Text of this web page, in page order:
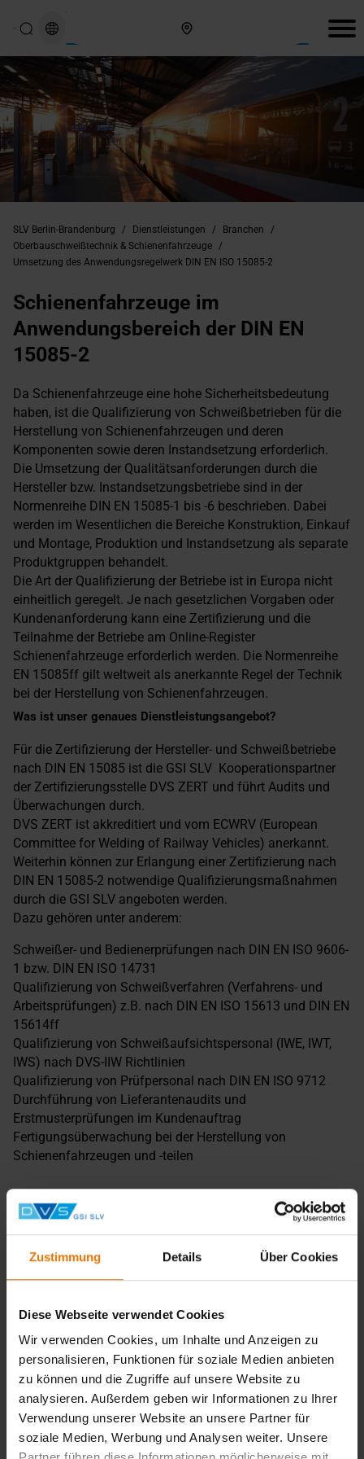
Zustimmung Details Über Cookies
Diese Webseite verwendet Cookies
Wir verwenden Cookies, um Inhalte und Anzeigen zu
personalisieren, Funktionen für soziale Medien anbieten
zu können und die Zugriffe auf unsere Website zu
analysieren. Außerdem geben wir Informationen zu Ihrer
Verwendung unserer Website an unsere Partner für
soziale Medien, Werbung und Analysen weiter. Unsere
SLV Berlin-Brandenburg / Dienstleistungen / Branchen
/
Oberbauschweißtechnik & Schienenfahrzeuge
/
Umsetzung des Anwendungsregelwerk DIN EN ISO 15085-2
Schienenfahrzeuge im
Anwendungsbereich der DIN EN
15085-2
Da Schienenfahrzeuge eine hohe Sicherheitsbedeutung
haben, ist die Qualifizierung von Schweißbetrieben für die
Herstellung von Schienenfahrzeugen und deren
Komponenten sowie deren Instandsetzung erforderlich.
Die Umsetzung der Qualitätsanforderungen durch die
Hersteller bzw. Instandsetzungsbetriebe sind in der
Normenreihe DIN EN 15085-1 bis -6 beschrieben. Dabei
werden im Wesentlichen die Bereiche Konstruktion, Einkauf
und Montage, Produktion und Instandsetzung als separate
Produktgruppen behandelt.
Die Art der Qualifizierung der Betriebe ist in Europa nicht
einheitlich geregelt. Je nach gesetzlichen Vorgaben oder
Kundenanforderung kann eine Zertifizierung und die
Teilnahme der Betriebe am Online-Register
Schienenfahrzeuge erforderlich werden. Die Normenreihe
EN 15085ff gilt weltweit als anerkannte Regel der Technik
bei der Herstellung von Schienenfahrzeugen.
Was ist unser genaues Dienstleistungsangebot?
Für die Zertifizierung der Hersteller- und Schweißbetriebe
nach DIN EN 15085 ist die GSI SLV Kooperationspartner
der Zertifizierungsstelle DVS ZERT und führt Audits und
Überwachungen durch.
DVS ZERT ist akkreditiert und vom ECWRV (European
Committee for Welding of Railway Vehicles) anerkannt.
Weiterhin können zur Erlangung einer Zertifizierung nach
DIN EN 15085-2 notwendige Qualifizierungsmaßnahmen
durch die GSI SLV angeboten werden.
Dazu gehören unter anderem:
Schweißer- und Bedienerprüfungen nach DIN EN ISO 9606-
1 bzw. DIN EN ISO 14731
Qualifizierung von Schweißverfahren (Verfahrens- und
Arbeitsprüfungen) z.B. nach DIN EN ISO 15613 und DIN EN
15614ff
Qualifizierung von Schweißaufsichtspersonal (IWE, IWT,
IWS) nach DVS-IIW Richtlinien
Qualifizierung von Prüfpersonal nach DIN EN ISO 9712
Durchführung von Lieferantenaudits und
Erstmusterprüfungen im Kundenauftrag
Fertigungsüberwachung bei der Herstellung von
Schienenfahrzeugen und -teilen
Beauftragung, zeitlicher Ablauf, Kosten:
Für eine Unternehmenszertifizierung nach DIN EN 15085-2
füllt der Kunde ein Antragsformular mit
Betriebsbeschreibung nach entsprechenden Formblättern
Je nach Umfang der Produktgruppen und Erfordernis an
die Klassifizierungsstufe bekommt der Kunde ein
individuelles Angebot über die zu erwartenden Kosten.
Der zeitliche Rahmen richtet sich nach den Festlegungen
der ECWRV-Richtlinie Teil 1, um eine einheitliche
Vorgehensweise der verschiedenen Zertifizierungsstellen
zu gewährleisten.
Bei Erstzertifizierungen kann nach Kundenwunsch ein